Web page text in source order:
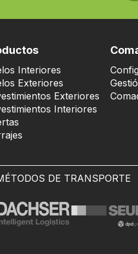
Interiores
Exteriores
Exteriores
Interiores
DE TRANSPORTE